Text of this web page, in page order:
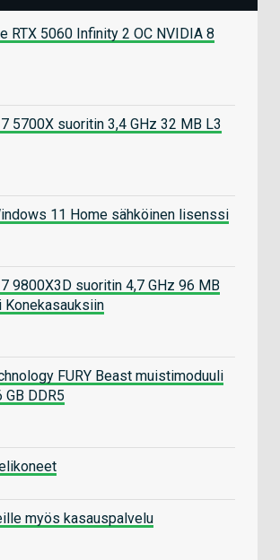
RTX 5060 Infinity 2 OC NVIDIA 8
5700X suoritin 3,4 GHz 32 MB L3
11 Home sähköinen lisenssi
9800X3D suoritin 4,7 GHz 96 MB
Konekasauksiin
FURY Beast muistimoduuli
GB DDR5
myös kasauspalvelu